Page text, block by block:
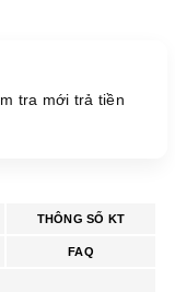
tra mới trả tiền
THÔNG SỐ KT
FAQ